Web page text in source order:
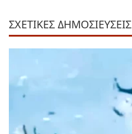
ΣΧΕΤΙΚΕΣ ΔΗΜΟΣΙΕΥΣΕΙΣ